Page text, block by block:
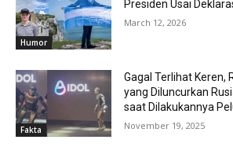
Humor
Presiden Usai
March 12, 2026
Fakta
Gagal Terlihat Keren,
yang Diluncurkan
saat Dilakukannya
November 19, 2025